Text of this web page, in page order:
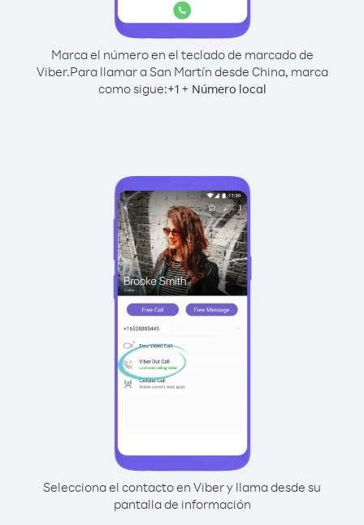
Marca el número en el teclado de marcado de
Viber.Para llamar a San Martín desde China, marca
como sigue:+1+ Número local
Selecciona el contacto en Viber y llama desde su
pantalla de información